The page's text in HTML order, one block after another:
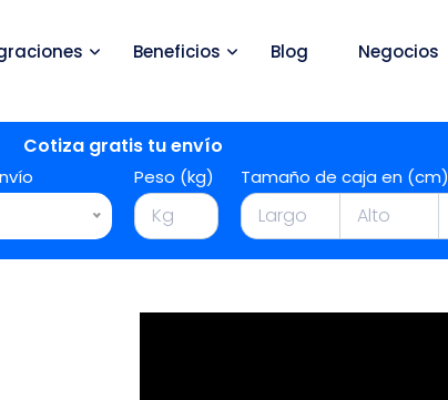
Beneficios Blog Negocios
Cotiza gratis tu envío
Peso (kg) Tamaño de caja en (cm)